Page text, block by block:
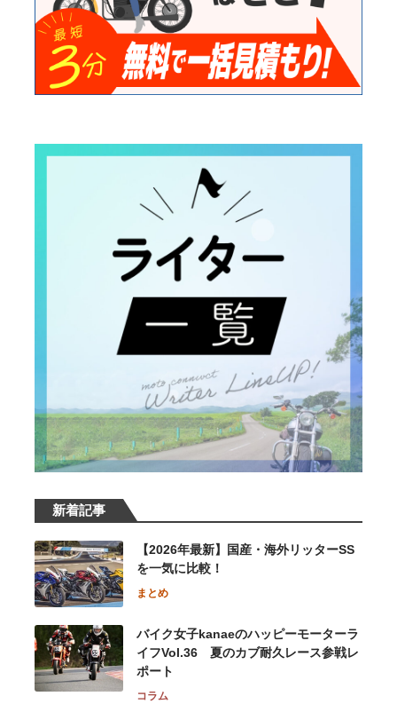
新着記事
【2026年最新】国産・海外リッターSS
を一気に比較！
まとめ
バイク女子kanaeのハッピーモーターラ
イフVol.36 夏のカブ耐久レース参戦レ
ポート
コラム